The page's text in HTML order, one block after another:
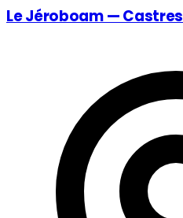
Le Jéroboam — Castres